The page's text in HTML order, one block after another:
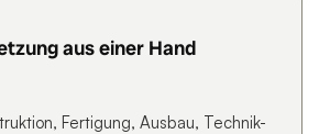
aus einer Hand
Fertigung, Ausbau, Technik-